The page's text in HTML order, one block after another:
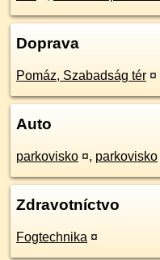
Doprava
Pomáz, Szabadság tér ¤
Auto
parkovisko ¤, parkovisko
Zdravotníctvo
Fogtechnika ¤